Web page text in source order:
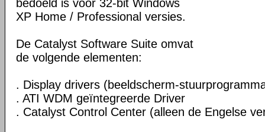
bedoeld is voor 32-bit Windows
XP Home / Professional versies.
De Catalyst Software Suite omvat
de volgende elementen:
. Display drivers (beeldscherm-
. ATI WDM geïntegreerde Driver
. Catalyst Control Center (alleen de Engelse